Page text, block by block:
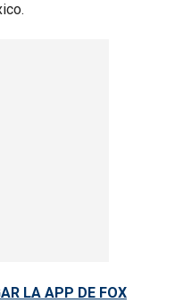
LA APP DE FOX